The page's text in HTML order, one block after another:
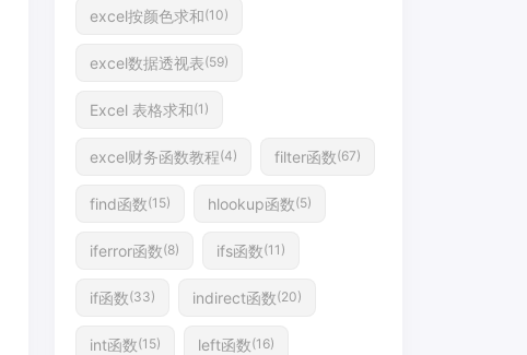
excel按颜色求和(10)
excel数据透视表(59)
Excel 表格求和(1)
excel财务函数教程(4) filter函数(67)
find函数(15) hlookup函数(5)
iferror函数(8) ifs函数(11)
if函数(33) indirect函数(20)
int函数(15) left函数(16)